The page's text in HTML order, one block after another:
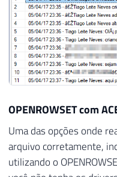
OPENROWSET com
Uma das opções onde
arquivo corretamente,
utilizando o